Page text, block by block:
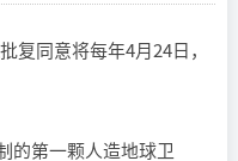
复同意将每年4月24日，
的第一颗人造地球卫